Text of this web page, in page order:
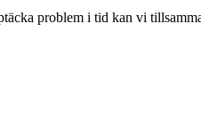
problem i tid kan vi